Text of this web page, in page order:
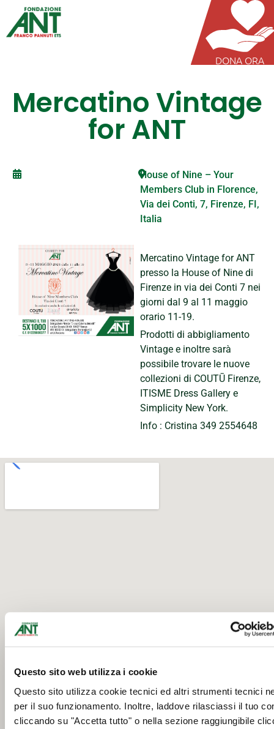
Questo sito web utilizza i cookie
Questo sito utilizza cookie tecnici ed altri strumenti tecnici
per il suo funzionamento. Inoltre, laddove rilasciassi il tuo
cliccando su "Accetta tutto" o nella sezione raggiungibile
DONA ORA
Mercatino Vintage
for ANT
House of Nine – Your
Members Club in Florence,
Via dei Conti, 7, Firenze, FI,
Italia
Mercatino Vintage for ANT
presso la House of Nine di
Firenze in via dei Conti 7 nei
giorni dal 9 al 11 maggio
orario 11-19.
Prodotti di abbigliamento
Vintage e inoltre sarà
possibile trovare le nuove
collezioni di COUTŪ Firenze,
ITISME Dress Gallery e
Simplicity New York.
Info : Cristina 349 2554648